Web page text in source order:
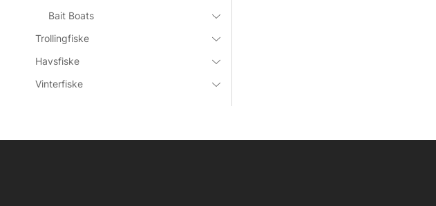
Bait Boats
Trollingfiske
Havsfiske
Vinterfiske